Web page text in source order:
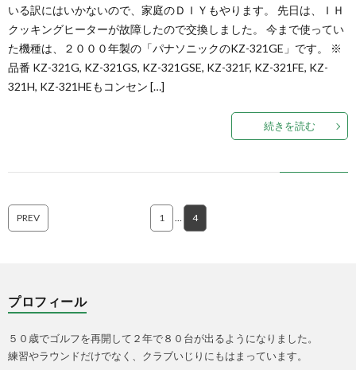
いる訳にはいかないので、家庭のＤＩＹもやります。 先日は、ＩＨ
クッキングヒーターが故障したので交換しました。 今まで使ってい
た機種は、２０００年製の「パナソニックのKZ-321GE」です。 ※
品番 KZ-321G, KZ-321GS, KZ-321GSE, KZ-321F, KZ-321FE, KZ-
321H, KZ-321HEもコンセン […]
続きを読む
PREV 1 … 4
プロフィール
５０歳でゴルフを再開して２年で８０台が出るようになりました。
練習やラウンドだけでなく、クラブいじりにもはまっています。